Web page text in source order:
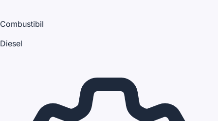
Combustibil
Diesel